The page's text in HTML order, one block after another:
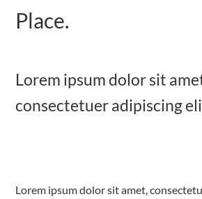
Place.
Lorem ipsum dolor sit
consectetuer adipiscing
Lorem ipsum dolor sit amet,